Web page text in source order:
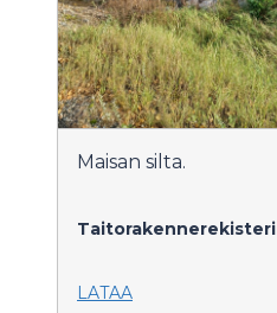
Maisan silta.
Taitorakennerekisteri
LATAA